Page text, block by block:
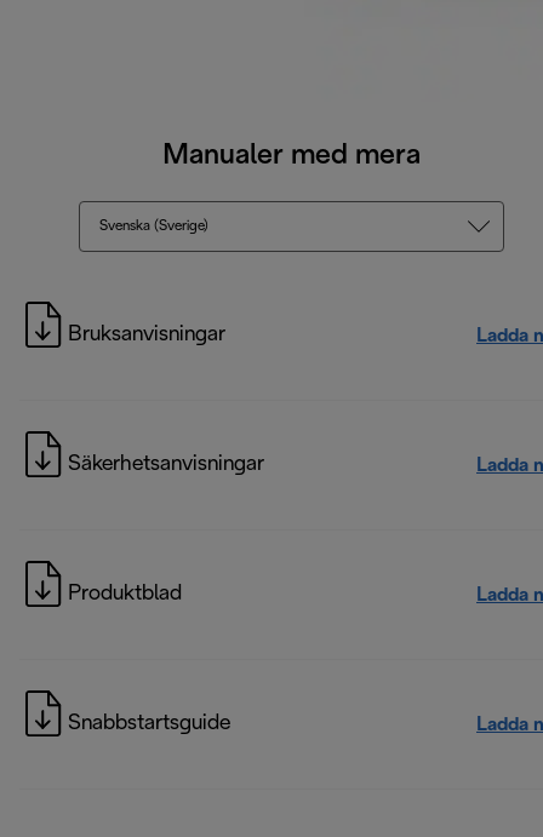
Manualer med mera
Svenska (Sverige)
Bruksanvisningar Ladda
Säkerhetsanvisningar Ladda
Produktblad Ladda
Snabbstartsguide Ladda